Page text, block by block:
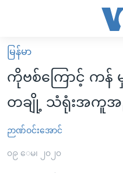
လွယ်ကူ
စေ
များ
ပင်မ
မူလစာမျက်နှာ
မြန်မာ
ကမ္ဘာ့သတင်းများ
နိုင်ငံတကာ
ဗွီဒီယို
မြန်မာ
ကိုဗစ်ကြောင့် ကန်
တချို့ သံရုံးအကူအ
ဉာဏ်ဝင်းအောင်
၀၉ ေမ၊ ၂၀၂၀